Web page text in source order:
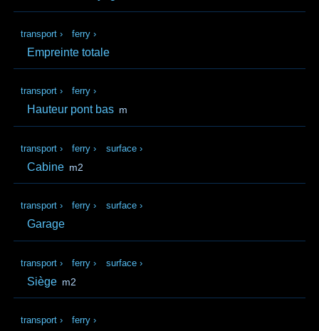
transport › ferry ›
Empreinte totale
transport › ferry ›
Hauteur pont bas m
transport › ferry › surface ›
Cabine m2
transport › ferry › surface ›
Garage
transport › ferry › surface ›
Siège m2
transport › ferry ›